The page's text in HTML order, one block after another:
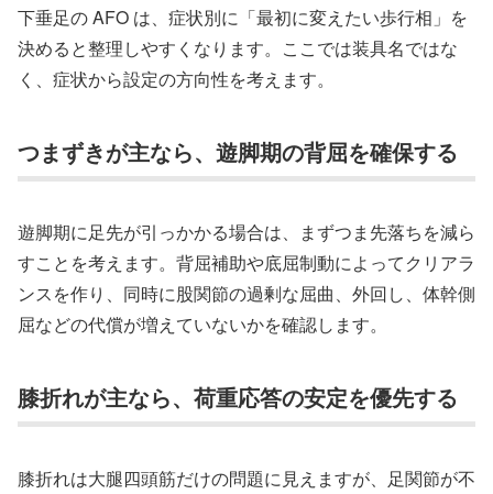
下垂足の AFO は、症状別に「最初に変えたい歩行相」を
決めると整理しやすくなります。ここでは装具名ではな
く、症状から設定の方向性を考えます。
つまずきが主なら、遊脚期の背屈を確保する
遊脚期に足先が引っかかる場合は、まずつま先落ちを減ら
すことを考えます。背屈補助や底屈制動によってクリアラ
ンスを作り、同時に股関節の過剰な屈曲、外回し、体幹側
屈などの代償が増えていないかを確認します。
膝折れが主なら、荷重応答の安定を優先する
膝折れは大腿四頭筋だけの問題に見えますが、足関節が不